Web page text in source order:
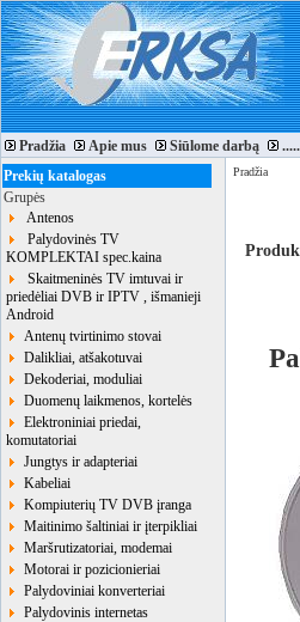
Pradžia Apie mus Siūlome darbą
Prekių katalogas
Grupės
Antenos
Palydovinės TV
KOMPLEKTAI spec.kaina
Skaitmeninės TV imtuvai ir
priedėliai DVB ir IPTV , išmanieji
Android
Antenų tvirtinimo stovai
Dalikliai, atšakotuvai
Dekoderiai, moduliai
Duomenų laikmenos, kortelės
Elektroniniai priedai,
komutatoriai
Jungtys ir adapteriai
Kabeliai
Kompiuterių TV DVB įranga
Maitinimo šaltiniai ir įterpikliai
Maršrutizatoriai, modemai
Motorai ir pozicionieriai
Palydoviniai konverteriai
Palydovinis internetas
Pradžia